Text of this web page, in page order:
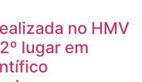
no HMV
lugar em